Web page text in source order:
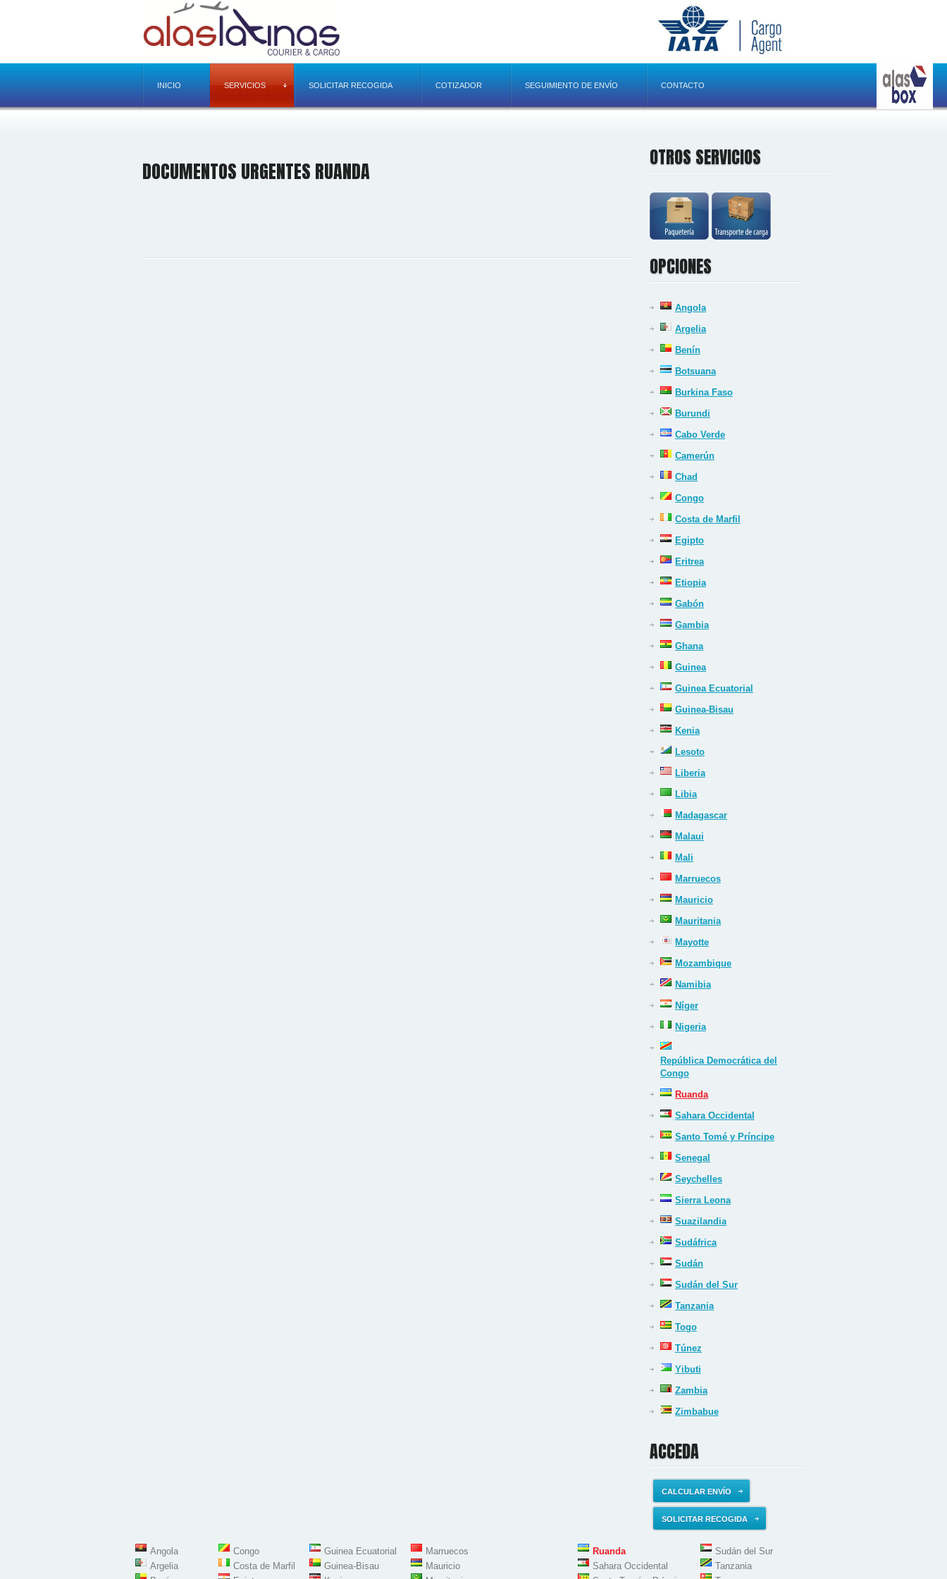
INICIO SERVICIOS SOLICITAR RECOGIDA COTIZADOR SEGUIMIENTO DE ENVÍO CONTACTO
DOCUMENTOS URGENTES RUANDA
OTROS SERVICIOS
OPCIONES
Angola
Argelia
Benín
Botsuana
Burkina Faso
Burundi
Cabo Verde
Camerún
Chad
Congo
Costa de Marfil
Egipto
Eritrea
Etiopia
Gabón
Gambia
Ghana
Guinea
Guinea Ecuatorial
Guinea-Bisau
Kenia
Lesoto
Liberia
Libia
Madagascar
Malaui
Mali
Marruecos
Mauricio
Mauritania
Mayotte
Mozambique
Namibia
Níger
Nigeria
República Democrática del
Congo
Ruanda
Sahara Occidental
Santo Tomé y Príncipe
Senegal
Seychelles
Sierra Leona
Suazilandia
Sudáfrica
Sudán
Sudán del Sur
Tanzania
Togo
Túnez
Yibuti
Zambia
Zimbabue
ACCEDA
CALCULAR ENVÍO
SOLICITAR RECOGIDA
Angola
Argelia
Congo
Costa de Marfil
Guinea Ecuatorial
Guinea-Bisau
Marruecos
Mauricio
Ruanda
Sahara Occidental
Sudán del Sur
Tanzania